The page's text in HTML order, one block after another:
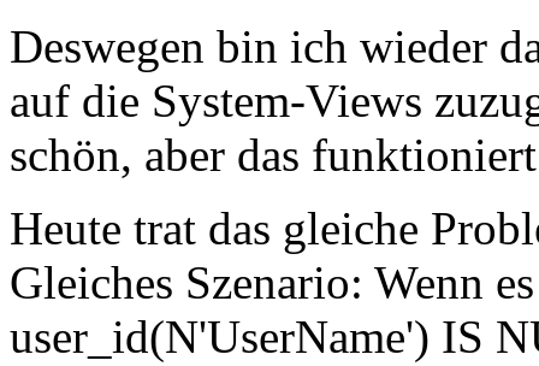
Deswegen bin ich wieder
auf die System-Views
schön, aber das
Heute trat das gleiche
Gleiches Szenario: Wenn
user_id(N'UserName') IS